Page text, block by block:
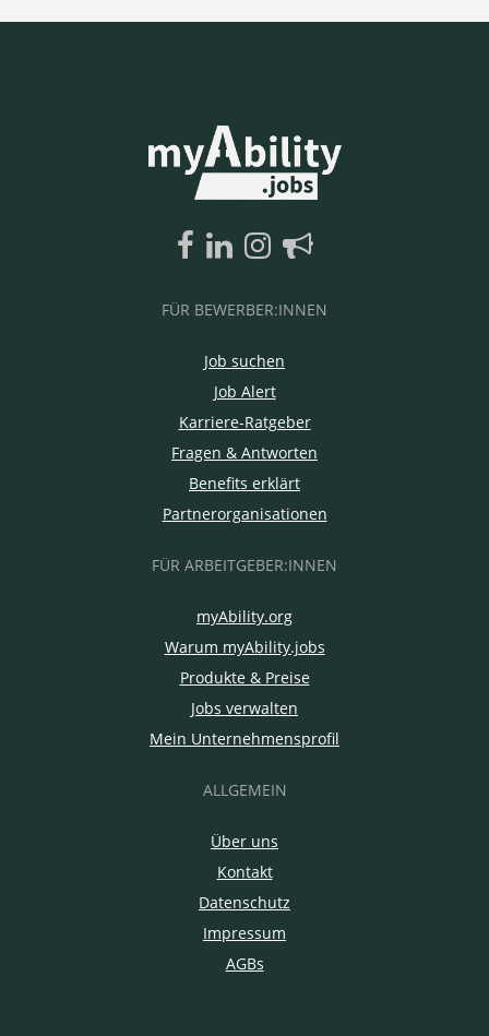
FÜR BEWERBER:INNEN
Job suchen
Job Alert
Karriere-Ratgeber
Fragen & Antworten
Benefits erklärt
Partnerorganisationen
FÜR ARBEITGEBER:INNEN
myAbility.org
Warum myAbility.jobs
Produkte & Preise
Jobs verwalten
Mein Unternehmensprofil
ALLGEMEIN
Über uns
Kontakt
Datenschutz
Impressum
AGBs